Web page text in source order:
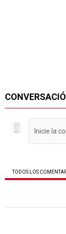
TODOS LOS
Todos los